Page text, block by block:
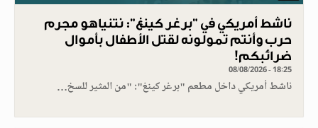
ناشط أمريكي في "برغر كينغ": نتنياهو مجرم
حرب وأنتم تمولونه لقتل الأطفال بأموال
ضرائبكم!
08/08/2026 - 18:25
ناشط أمريكي داخل مطعم "برغر كينغ": "من المثير للسخ…